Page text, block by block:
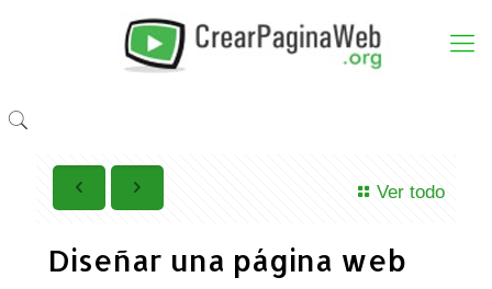
Ver todo
Diseñar una página web